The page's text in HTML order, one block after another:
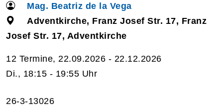
Mag. Beatriz de la Vega
Adventkirche, Franz Josef Str. 17, Franz
Josef Str. 17, Adventkirche
12 Termine, 22.09.2026 - 22.12.2026
Di., 18:15 - 19:55 Uhr
26-3-13026